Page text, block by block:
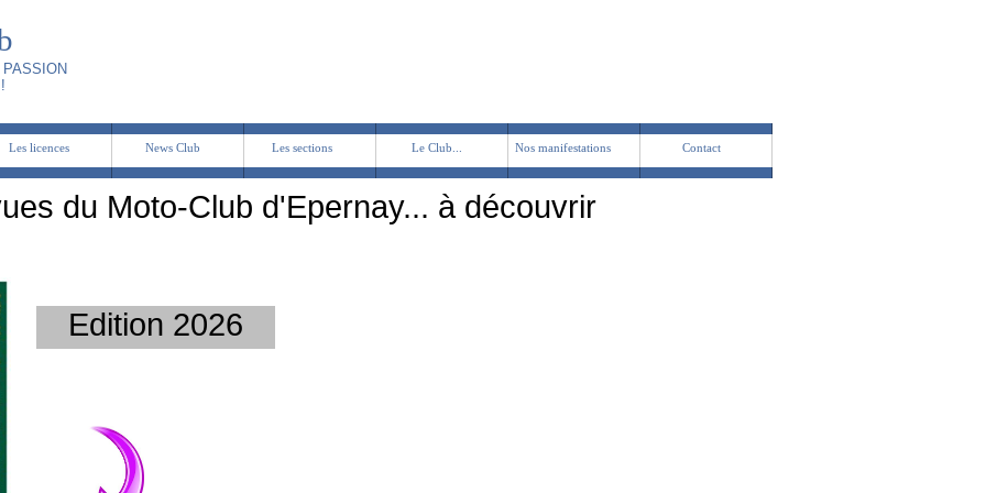
Edition 2026
du Moto-Club d'Epernay... à découvrir
Les licences News Club Les sections Le Club... Nos manifestations Contact